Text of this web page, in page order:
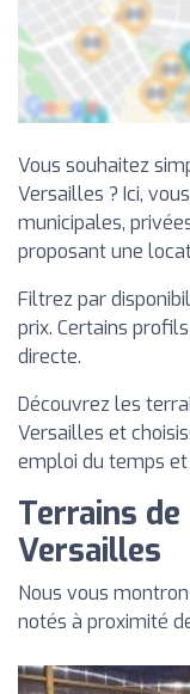
Vous souhaitez
Versailles ? Ici,
municipales,
proposant une
Filtrez par
prix. Certains
directe.
Découvrez les
Versailles et
emploi du temps
Terrains
Versailles
Nous vous
notés à proximité